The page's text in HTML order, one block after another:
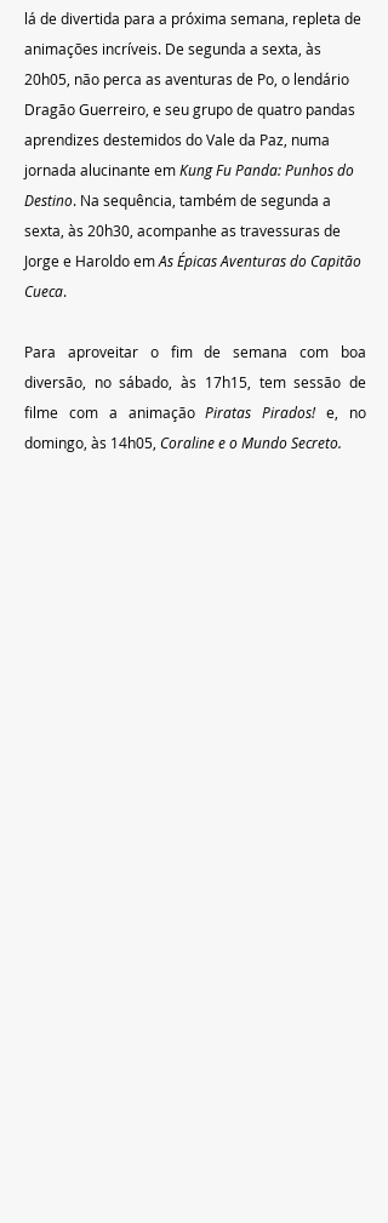
lá de divertida para a próxima semana, repleta de
animações incríveis. De segunda a sexta, às
20h05, não perca as aventuras de Po, o lendário
Dragão Guerreiro, e seu grupo de quatro pandas
aprendizes destemidos do Vale da Paz, numa
jornada alucinante em Kung Fu Panda: Punhos do
Destino. Na sequência, também de segunda a
sexta, às 20h30, acompanhe as travessuras de
Jorge e Haroldo em As Épicas Aventuras do Capitão
Cueca.
Para aproveitar o fim de semana com boa
diversão, no sábado, às 17h15, tem sessão de
filme com a animação Piratas Pirados! e, no
domingo, às 14h05, Coraline e o Mundo Secreto.